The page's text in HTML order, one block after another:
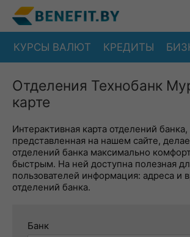
КУРСЫ ВАЛЮТ КРЕДИТЫ
Отделения Технобанк
карте
Интерактивная карта отделений банка,
представленная на нашем сайте,
отделений банка максимально
быстрым. На ней доступна полезная
пользователей информация: адреса и
отделений банка.
Банк